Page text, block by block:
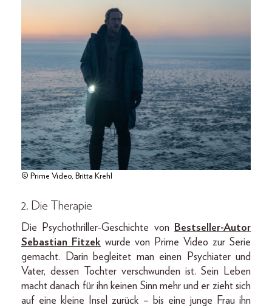
© Prime Video, Britta Krehl
2. Die Therapie
Die Psychothriller-Geschichte von Bestseller-Autor
Sebastian Fitzek wurde von Prime Video zur Serie
gemacht. Darin begleitet man einen Psychiater und
Vater, dessen Tochter verschwunden ist. Sein Leben
macht danach für ihn keinen Sinn mehr und er zieht sich
auf eine kleine Insel zurück – bis eine junge Frau ihn